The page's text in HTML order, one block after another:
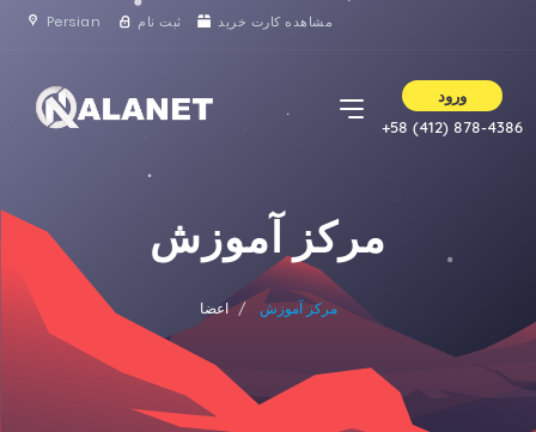
Persian ثبت نام مشاهده کارت خرید
ورود
+58 (412) 878-4386
مرکز آموزش
اعضا مرکز آموزش